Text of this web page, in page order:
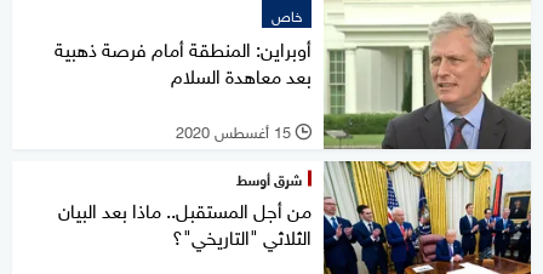
خاص
أوبراين: المنطقة أمام فرصة ذهبية
بعد معاهدة السلام
l 15 أغسطس 2020
شرق أوسط
من أجل المستقبل.. ماذا بعد البيان
الثلاثي "التاريخي"؟